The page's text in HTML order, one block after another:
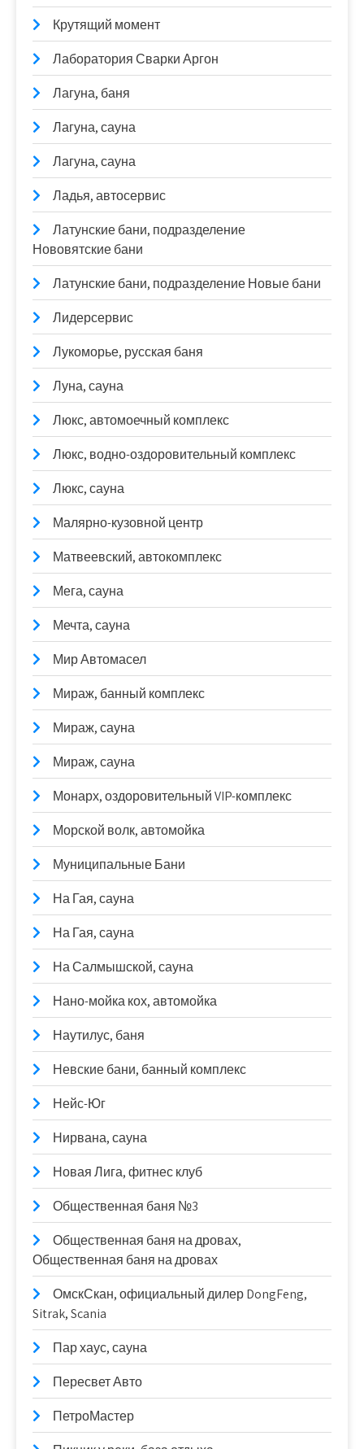
Крутящий момент
Лаборатория Сварки Аргон
Лагуна, баня
Лагуна, сауна
Лагуна, сауна
Ладья, автосервис
Латунские бани, подразделение
Нововятские бани
Латунские бани, подразделение Новые бани
Лидерсервис
Лукоморье, русская баня
Луна, сауна
Люкс, автомоечный комплекс
Люкс, водно-оздоровительный комплекс
Люкс, сауна
Малярно-кузовной центр
Матвеевский, автокомплекс
Мега, сауна
Мечта, сауна
Мир Автомасел
Мираж, банный комплекс
Мираж, сауна
Мираж, сауна
Монарх, оздоровительный VIP-комплекс
Морской волк, автомойка
Муниципальные Бани
На Гая, сауна
На Гая, сауна
На Салмышской, сауна
Нано-мойка кох, автомойка
Наутилус, баня
Невские бани, банный комплекс
Нейс-Юг
Нирвана, сауна
Новая Лига, фитнес клуб
Общественная баня №3
Общественная баня на дровах,
Общественная баня на дровах
ОмскСкан, официальный дилер DongFeng,
Sitrak, Scania
Пар хаус, сауна
Пересвет Авто
ПетроМастер